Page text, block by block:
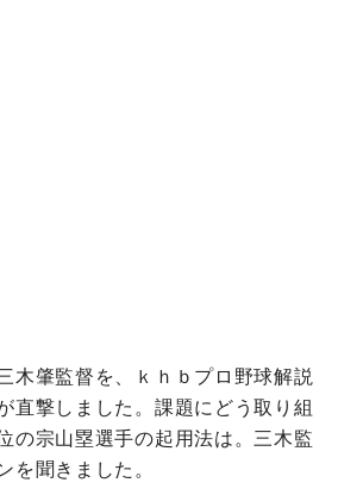
木肇監督を、ｋｈｂプロ野球解説
直撃しました。課題にどう取り組
の宗山塁選手の起用法は。三木監
を聞きました。